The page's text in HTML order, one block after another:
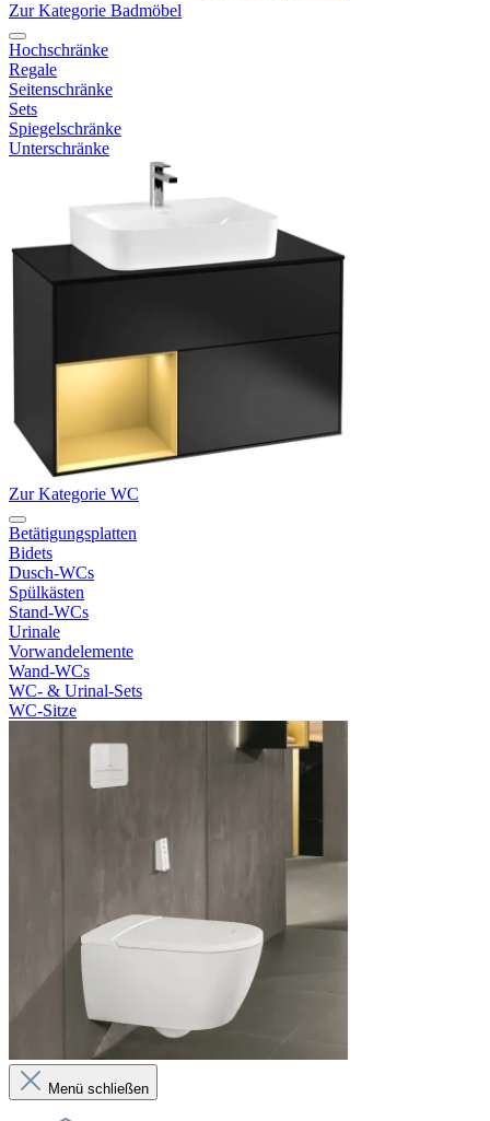
Zur Kategorie Badmöbel
Hochschränke
Regale
Seitenschränke
Sets
Spiegelschränke
Unterschränke
Zur Kategorie WC
Betätigungsplatten
Bidets
Dusch-WCs
Spülkästen
Stand-WCs
Urinale
Vorwandelemente
Wand-WCs
WC- & Urinal-Sets
WC-Sitze
Menü schließen